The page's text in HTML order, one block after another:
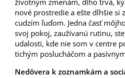
životným zmenám, dlho trvá,
nové prostredie a ešte dlhšie si
cudzím ľuďom. Jedna časť
svoj pokoj, zaužívanú rutinu,
udalosti, kde nie som v centre
tichým poslucháčom a
Nedôvera k zoznamkám a